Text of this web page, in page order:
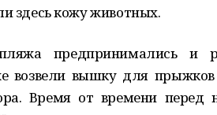
здесь кожуживотных.
предпринимались и
возвели вышку для прыжков
Время от времени перед